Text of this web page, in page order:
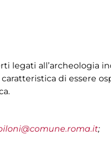
legati all’archeologia
di essere
;